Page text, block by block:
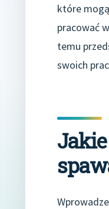
które
pracować
temu
swoich